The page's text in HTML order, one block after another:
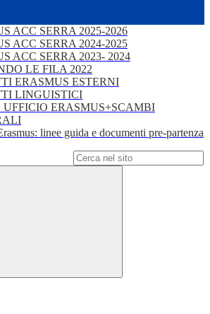
ACC SERRA 2025-2026
ACC SERRA 2024-2025
ACC SERRA 2023- 2024
LE FILA 2022
ERASMUS ESTERNI
LINGUISTICI
UFFICIO ERASMUS+SCAMBI
linee guida e documenti pre-partenza